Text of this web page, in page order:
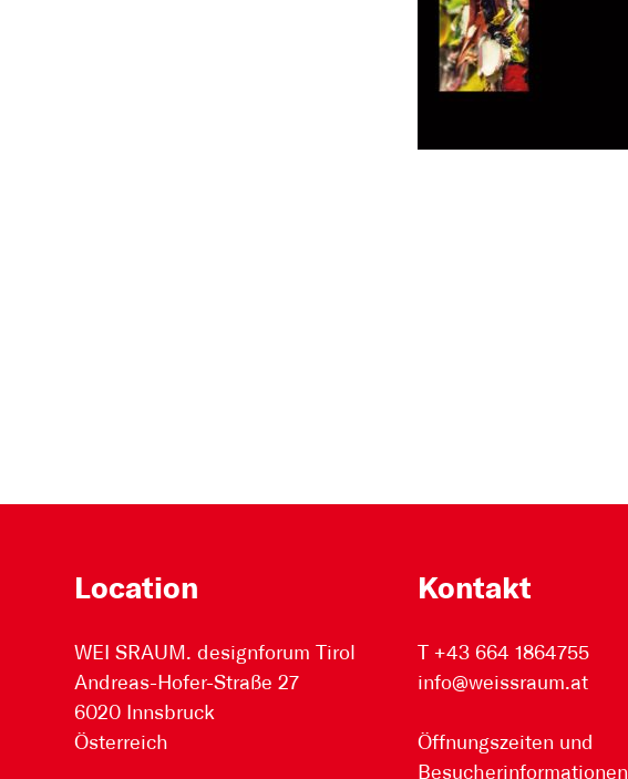
Location
WEI SRAUM. designforum Tirol
Andreas-Hofer-Straße 27
6020 Innsbruck
Österreich
Kontakt
T +43 664 1864755
info@weissraum.at
Öffnungszeiten und
Besucherinformationen